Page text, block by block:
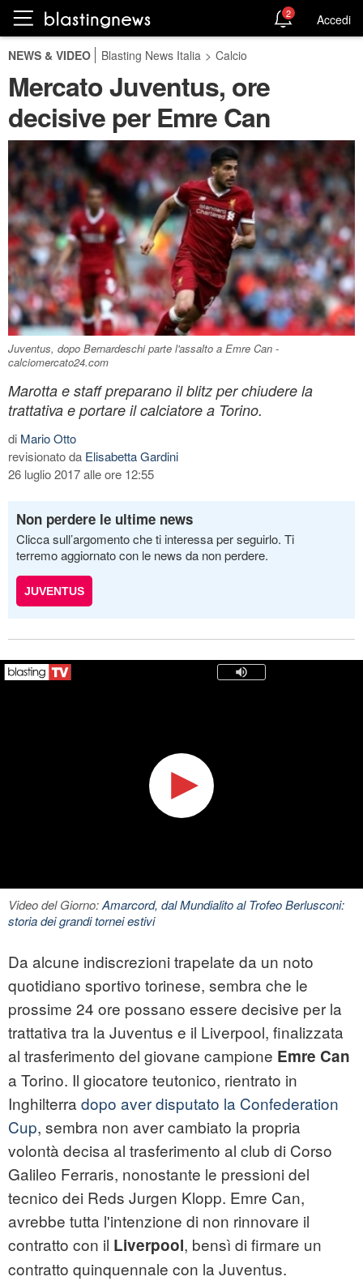
2 Accedi
NEWS & VIDEO Blasting News Italia > Calcio
Mercato Juventus, ore
decisive per Emre Can
Juventus, dopo Bernardeschi parte l'assalto a Emre Can -
calciomercato24.com
Marotta e staff preparano il blitz per chiudere la
trattativa e portare il calciatore a Torino.
di Mario Otto
revisionato da Elisabetta Gardini
26 luglio 2017 alle ore 12:55
Non perdere le ultime news
Clicca sull’argomento che ti interessa per seguirlo. Ti
terremo aggiornato con le news da non perdere.
JUVENTUS
Video del Giorno:Amarcord, dal Mundialito al Trofeo Berlusconi:
storia dei grandi tornei estivi
Da alcune indiscrezioni trapelate da un noto
quotidiano sportivo torinese, sembra che le
prossime 24 ore possano essere decisive per la
trattativa tra la Juventus e il Liverpool, finalizzata
al trasferimento del giovane campione Emre Can
a Torino. Il giocatore teutonico, rientrato in
Inghilterra dopo aver disputato la Confederation
Cup, sembra non aver cambiato la propria
volontà decisa al trasferimento al club di Corso
Galileo Ferraris, nonostante le pressioni del
tecnico dei Reds Jurgen Klopp. Emre Can,
avrebbe tutta l'intenzione di non rinnovare il
contratto con il Liverpool, bensì di firmare un
contratto quinquennale con la Juventus.